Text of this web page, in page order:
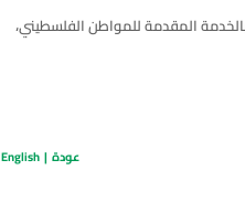
المقدمة للمواطن الفلسطيني،
عودة |
English